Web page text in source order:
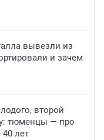
вывезли из
и зачем
второй
тюменцы — про
лет